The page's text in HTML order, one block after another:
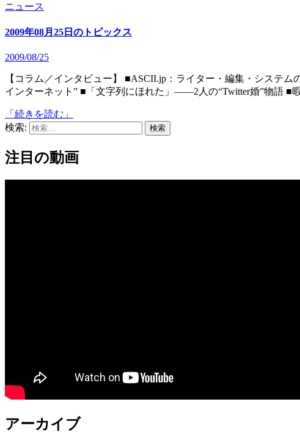
ニュース
2009年08月25日のトピックス
2009/08/25
【コラム／インタビュー】 ■ASCII.jp：ライター・編集・システムの3人で動かす「らばQ」｜古田雄介の“顔の見える
インターネット” ■「文字列にほれた」――2人の“Twitter婚”物語 ■
「続きを読む」
検索:
注目の動画
アーカイブ